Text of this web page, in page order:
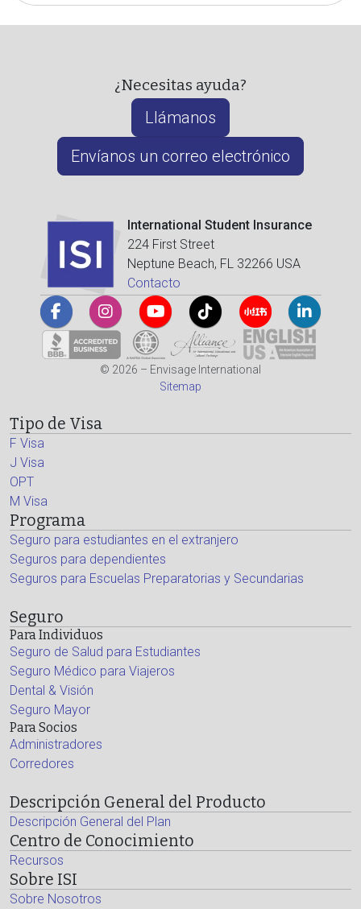
¿Necesitas ayuda?
Llámanos
Envíanos un correo electrónico
International Student Insurance
224 First Street
Neptune Beach, FL 32266 USA
Contacto
© 2026 – Envisage International
Sitemap
Tipo de Visa
F Visa
J Visa
OPT
M Visa
Programa
Seguro para estudiantes en el extranjero
Seguros para dependientes
Seguros para Escuelas Preparatorias y Secundarias
Seguro
Para Individuos
Seguro de Salud para Estudiantes
Seguro Médico para Viajeros
Dental & Visión
Seguro Mayor
Para Socios
Administradores
Corredores
Descripción General del Producto
Descripción General del Plan
Centro de Conocimiento
Recursos
Sobre ISI
Sobre Nosotros